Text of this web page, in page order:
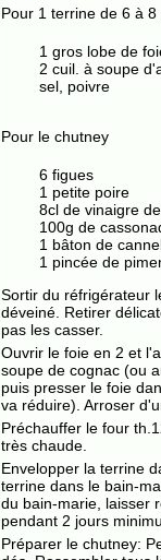
Pour 1 terrine de 6 à
1 gros lobe de
2 cuil. à soupe
sel, poivre
Pour le chutney
6 figues
1 petite poire
8cl de vinaigre
100g de
1 bâton de
1 pincée de
Sortir du réfrigérateur
déveiné. Retirer
pas les casser.
Ouvrir le foie en 2 et
soupe de cognac (ou
puis presser le foie
va réduire). Arroser
Préchauffer le four
très chaude.
Envelopper la terrine
terrine dans le bain-
du bain-marie, laisser
pendant 2 jours
Préparer le chutney: